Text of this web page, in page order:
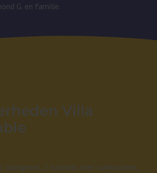
G. en familie.
Villa
loungeset, 2 tuinsets met tuinkussens,